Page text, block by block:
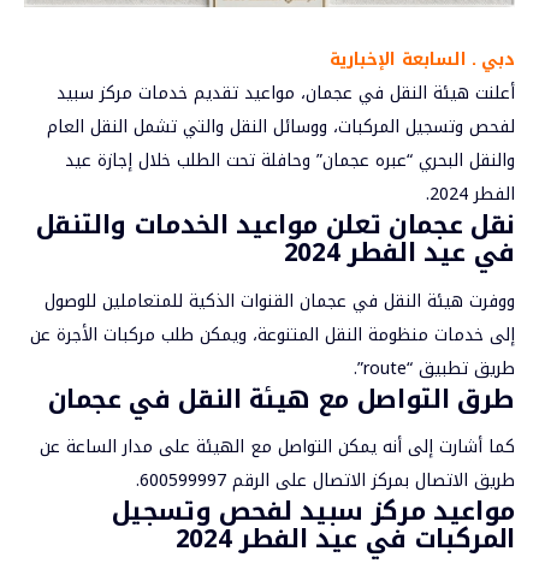
دبي ـ السابعة الإخبارية
أعلنت هيئة النقل في عجمان، مواعيد تقديم خدمات مركز سبيد
لفحص وتسجيل المركبات، ووسائل النقل والتي تشمل النقل العام
والنقل البحري “عبره عجمان” وحافلة تحت الطلب خلال إجازة عيد
الفطر 2024.
نقل عجمان تعلن مواعيد الخدمات والتنقل
في عيد الفطر 2024
ووفرت هيئة النقل في عجمان القنوات الذكية للمتعاملين للوصول
إلى خدمات منظومة النقل المتنوعة، ويمكن طلب مركبات الأجرة عن
طريق تطبيق “route”.
طرق التواصل مع هيئة النقل في عجمان
كما أشارت إلى أنه يمكن التواصل مع الهيئة على مدار الساعة عن
طريق الاتصال بمركز الاتصال على الرقم 600599997.
مواعيد مركز سبيد لفحص وتسجيل
المركبات في عيد الفطر 2024